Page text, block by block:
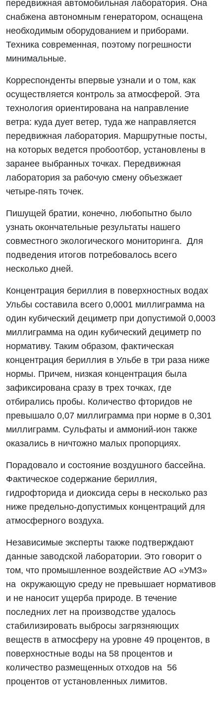
передвижная автомобильная лаборатория. Она
снабжена автономным генератором, оснащена
необходимым оборудованием и приборами.
Техника современная, поэтому погрешности
минимальные.
Корреспонденты впервые узнали и о том, как
осуществляется контроль за атмосферой. Эта
технология ориентирована на направление
ветра: куда дует ветер, туда же направляется
передвижная лаборатория. Маршрутные посты,
на которых ведется пробоотбор, установлены в
заранее выбранных точках. Передвижная
лаборатория за рабочую смену объезжает
четыре-пять точек.
Пишущей братии, конечно, любопытно было
узнать окончательные результаты нашего
совместного экологического мониторинга. Для
подведения итогов потребовалось всего
несколько дней.
Концентрация бериллия в поверхностных водах
Ульбы составила всего 0,0001 миллиграмма на
один кубический дециметр при допустимой 0,0003
миллиграмма на один кубический дециметр по
нормативу. Таким образом, фактическая
концентрация бериллия в Ульбе в три раза ниже
нормы. Причем, низкая концентрация была
зафиксирована сразу в трех точках, где
отбирались пробы. Количество фторидов не
превышало 0,07 миллиграмма при норме в 0,301
миллиграмм. Сульфаты и аммоний-ион также
оказались в ничтожно малых пропорциях.
Порадовало и состояние воздушного бассейна.
Фактическое содержание бериллия,
гидрофторида и диоксида серы в несколько раз
ниже предельно-допустимых концентраций для
атмосферного воздуха.
Независимые эксперты также подтверждают
данные заводской лаборатории. Это говорит о
том, что промышленное воздействие АО «УМЗ»
на окружающую среду не превышает нормативов
и не наносит ущерба природе. В течение
последних лет на производстве удалось
стабилизировать выбросы загрязняющих
веществ в атмосферу на уровне 49 процентов, в
поверхностные воды на 58 процентов и
количество размещенных отходов на 56
процентов от установленных лимитов.